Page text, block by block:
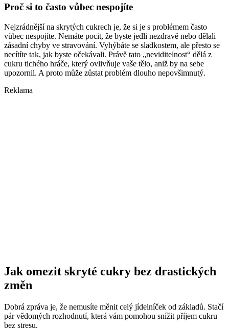
Proč si to často vůbec nespojíte
Nejzrádnější na skrytých cukrech je, že si je s problémem často
vůbec nespojíte. Nemáte pocit, že byste jedli nezdravě nebo dělali
zásadní chyby ve stravování. Vyhýbáte se sladkostem, ale přesto se
necítíte tak, jak byste očekávali. Právě tato „neviditelnost“ dělá z
cukru tichého hráče, který ovlivňuje vaše tělo, aniž by na sebe
upozornil. A proto může zůstat problém dlouho nepovšimnutý.
Reklama
Jak omezit skryté cukry bez drastických
změn
Dobrá zpráva je, že nemusíte měnit celý jídelníček od základů. Stačí
pár vědomých rozhodnutí, která vám pomohou snížit příjem cukru
bez stresu.